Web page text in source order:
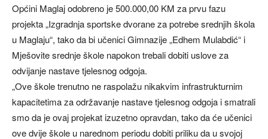
Općini Maglaj odobreno je 500.000,00 KM za prvu fazu
projekta „Izgradnja sportske dvorane za potrebe srednjih škola
u Maglaju“, tako da bi učenici Gimnazije „Edhem Mulabdić“ i
Mješovite srednje škole napokon trebali dobiti uslove za
odvijanje nastave tjelesnog odgoja.
„Ove škole trenutno ne raspolažu nikakvim infrastrukturnim
kapacitetima za održavanje nastave tjelesnog odgoja i smatrali
smo da je ovaj projekat izuzetno opravdan, tako da će učenici
ove dvije škole u narednom periodu dobiti priliku da u svojoj